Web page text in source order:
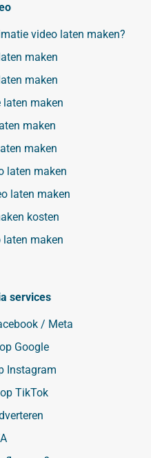
video laten maken?
maken
maken
maken
maken
maken
laten maken
laten maken
kosten
laten maken
services
/ Meta
Google
Instagram
TikTok